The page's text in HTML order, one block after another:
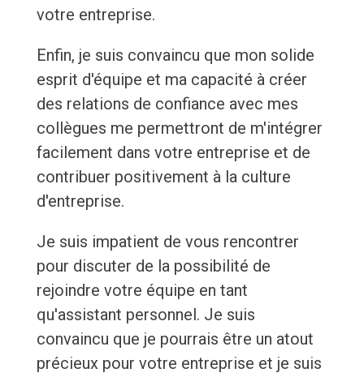
votre entreprise.
Enfin, je suis convaincu que mon solide
esprit d'équipe et ma capacité à créer
des relations de confiance avec mes
collègues me permettront de m'intégrer
facilement dans votre entreprise et de
contribuer positivement à la culture
d'entreprise.
Je suis impatient de vous rencontrer
pour discuter de la possibilité de
rejoindre votre équipe en tant
qu'assistant personnel. Je suis
convaincu que je pourrais être un atout
précieux pour votre entreprise et je suis